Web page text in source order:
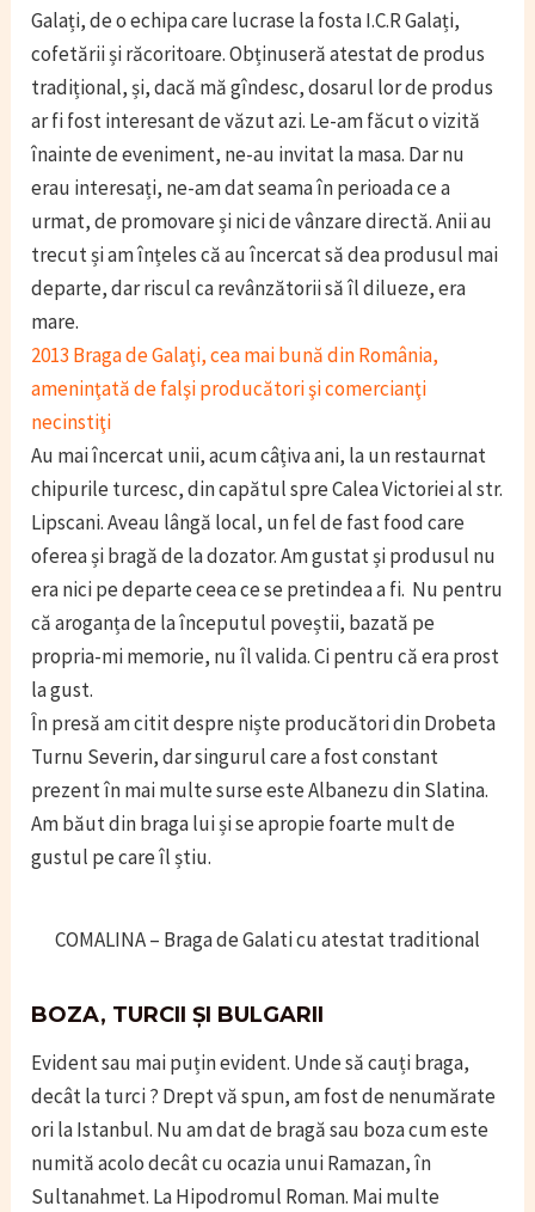
Galați, de o echipa care lucrase la fosta I.C.R Galați,
cofetării și răcoritoare. Obținuseră atestat de produs
tradițional, și, dacă mă gîndesc, dosarul lor de produs
ar fi fost interesant de văzut azi. Le-am făcut o vizită
înainte de eveniment, ne-au invitat la masa. Dar nu
erau interesați, ne-am dat seama în perioada ce a
urmat, de promovare și nici de vânzare directă. Anii au
trecut și am înțeles că au încercat să dea produsul mai
departe, dar riscul ca revânzătorii să îl dilueze, era
mare.
2013 Braga de Galaţi, cea mai bună din România,
ameninţată de falşi producători şi comercianţi
necinstiţi
Au mai încercat unii, acum câțiva ani, la un restaurnat
chipurile turcesc, din capătul spre Calea Victoriei al str.
Lipscani. Aveau lângă local, un fel de fast food care
oferea și bragă de la dozator. Am gustat și produsul nu
era nici pe departe ceea ce se pretindea a fi. Nu pentru
că aroganța de la începutul poveștii, bazată pe
propria-mi memorie, nu îl valida. Ci pentru că era prost
la gust.
În presă am citit despre niște producători din Drobeta
Turnu Severin, dar singurul care a fost constant
prezent în mai multe surse este Albanezu din Slatina.
Am băut din braga lui și se apropie foarte mult de
gustul pe care îl știu.
COMALINA – Braga de Galati cu atestat traditional
BOZA, TURCII ȘI BULGARII
Evident sau mai puțin evident. Unde să cauți braga,
decât la turci ? Drept vă spun, am fost de nenumărate
ori la Istanbul. Nu am dat de bragă sau boza cum este
numită acolo decât cu ocazia unui Ramazan, în
Sultanahmet. La Hipodromul Roman. Mai multe